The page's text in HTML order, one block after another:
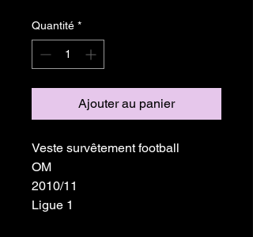
Quantité *
Ajouter au panier
Veste survêtement football
OM
2010/11
Ligue 1